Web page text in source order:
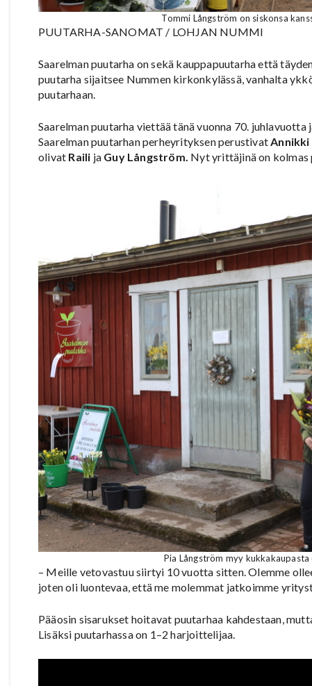
Tommi Långström on siskonsa
PUUTARHA-SANOMAT / LOHJAN NUMMI
Saarelman puutarha on sekä kauppapuutarha että
puutarha sijaitsee Nummen kirkonkylässä, vanhalta
puutarhaan.
Saarelman puutarha viettää tänä vuonna 70.
Saarelman puutarhan perheyrityksen perustivat Annikki
olivat Raili ja Guy Långström. Nyt yrittäjinä on kolmas
Pia Långström myy
– Meille vetovastuu siirtyi 10 vuotta sitten. Olemme
joten oli luontevaa, että me molemmat jatkoimme
Pääosin sisarukset hoitavat puutarhaa kahdestaan,
Lisäksi puutarhassa on 1–2 harjoittelijaa.